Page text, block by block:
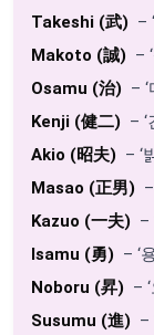
Takeshi (武) –
Makoto (誠) –
Osamu (治) –
Kenji (健二) –
Akio (昭夫) – ‘
Masao (正男)
Kazuo (一夫) –
Isamu (勇) – ‘
Noboru (昇) –
Susumu (進) –